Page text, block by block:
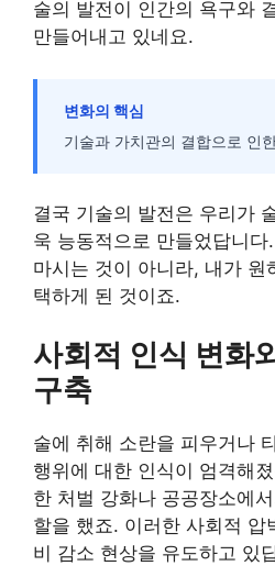
술의 발전이 인간의 욕구와
만들어내고 있네요.
변화의 핵심
기술과 가치관의 결합으로 인
결국 기술의 발전은 우리가
욱 능동적으로 만들었답니
마시는 것이 아니라, 내가 원
택하게 된 것이죠.
사회적 인식 변화
구축
술에 취해 소란을 피우거나
행위에 대한 인식이 엄격해
한 처벌 강화나 공공장소에
할을 했죠. 이러한 사회적 압
비 감소 현상을 유도하고 있